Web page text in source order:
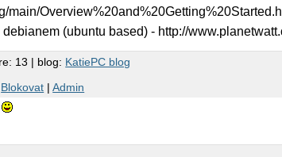
main/
(ubuntu based) - http://
13 | blog: KatiePC blog
Blokovat |Admin